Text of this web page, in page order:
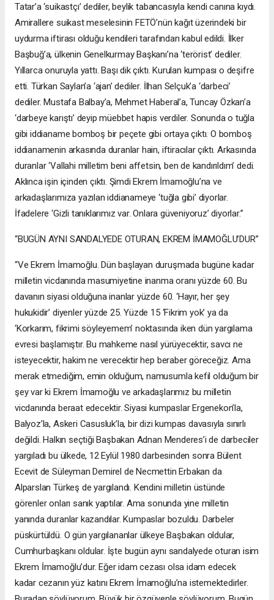
Tatar’a ‘suikastçı’ dediler, beylik tabancasıyla kendi canına kıydı.
Amirallere suikast meselesinin FETÖ’nün kağıt üzerindeki bir
uydurma iftirası olduğu kendileri tarafından kabul edildi. İlker
Başbuğ’a, ülkenin Genelkurmay Başkanı’na ‘terörist’ dediler.
Yıllarca onuruyla yattı. Başı dik çıktı. Kurulan kumpası o deşifre
etti. Türkan Saylan’a ‘ajan’ dediler. İlhan Selçuk’a ‘darbeci’
dediler. Mustafa Balbay’a, Mehmet Haberal’a, Tuncay Özkan’a
‘darbeye karıştı’ deyip müebbet hapis verdiler. Sonunda o tuğla
gibi iddianame bomboş bir peçete gibi ortaya çıktı. O bomboş
iddianamenin arkasında duranlar hain, iftiracılar çıktı. Arkasında
duranlar ‘Vallahi milletim beni affetsin, ben de kandırıldım’ dedi.
Aklınca işin içinden çıktı. Şimdi Ekrem İmamoğlu’na ve
arkadaşlarımıza yazılan iddianameye ‘tuğla gibi’ diyorlar.
İfadelere ‘Gizli tanıklarımız var. Onlara güveniyoruz’ diyorlar.”
“BUGÜN AYNI SANDALYEDE OTURAN, EKREM İMAMOĞLU’DUR”
“Ve Ekrem İmamoğlu. Dün başlayan duruşmada bugüne kadar
milletin vicdanında masumiyetine inanma oranı yüzde 60. Bu
davanın siyasi olduğuna inanlar yüzde 60. ‘Hayır, her şey
hukukidir’ diyenler yüzde 25. Yüzde 15 ‘Fikrim yok’ ya da
‘Korkarım, fikrimi söyleyemem’ noktasında iken dün yargılama
evresi başlamıştır. Bu mahkeme nasıl yürüyecektir, savcı ne
isteyecektir, hakim ne verecektir hep beraber göreceğiz. Ama
merak etmediğim, emin olduğum, namusumla kefil olduğum bir
şey var ki Ekrem İmamoğlu ve arkadaşlarımız bu milletin
vicdanında beraat edecektir. Siyasi kumpaslar Ergenekon’la,
Balyoz’la, Askeri Casusluk’la, bir dizi kumpas davasıyla sınırlı
değildi. Halkın seçtiği Başbakan Adnan Menderes’i de darbeciler
yargıladı bu ülkede, 12 Eylül 1980 darbesinden sonra Bülent
Ecevit de Süleyman Demirel de Necmettin Erbakan da
Alparslan Türkeş de yargılandı. Kendini milletin üstünde
görenler onları sanık yaptılar. Ama sonunda yine milletin
yanında duranlar kazandılar. Kumpaslar bozuldu. Darbeler
püskürtüldü. O gün yargılananlar ülkeye Başbakan oldular,
Cumhurbaşkanı oldular. İşte bugün aynı sandalyede oturan isim
Ekrem İmamoğlu’dur. Eğer idam cezası olsa idam edecek
kadar cezanın yüz katını Ekrem İmamoğlu’na istemektedirler.